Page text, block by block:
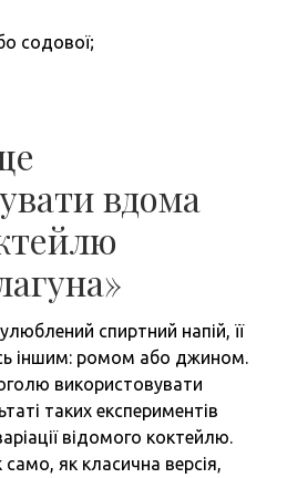
содової;
вдома
спиртний напій, її
іншим: ромом або джином.
використовувати
таких експериментів
відомого коктейлю.
як класична версія,